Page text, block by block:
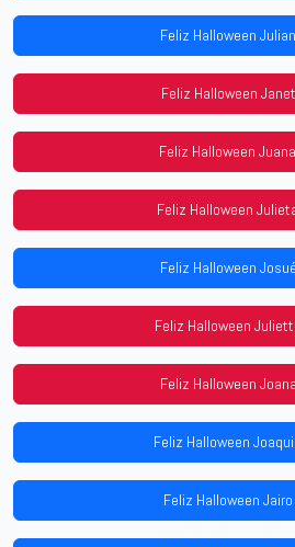
Feliz Halloween
Feliz Halloween
Feliz Halloween
Feliz Halloween
Feliz Halloween
Feliz Halloween
Feliz Halloween
Feliz Halloween
Feliz Halloween